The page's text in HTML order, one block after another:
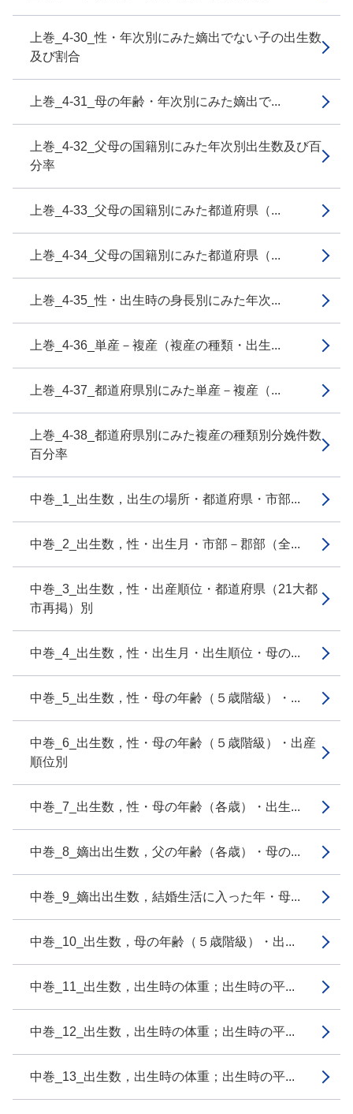
上巻_4-30_性・年次別にみた嫡出でない子の出生数
及び割合
上巻_4-31_母の年齢・年次別にみた嫡出で...
上巻_4-32_父母の国籍別にみた年次別出生数及び百
分率
上巻_4-33_父母の国籍別にみた都道府県（...
上巻_4-34_父母の国籍別にみた都道府県（...
上巻_4-35_性・出生時の身長別にみた年次...
上巻_4-36_単産－複産（複産の種類・出生...
上巻_4-37_都道府県別にみた単産－複産（...
上巻_4-38_都道府県別にみた複産の種類別分娩件数
百分率
中巻_1_出生数，出生の場所・都道府県・市部...
中巻_2_出生数，性・出生月・市部－郡部（全...
中巻_3_出生数，性・出産順位・都道府県（21大都
市再掲）別
中巻_4_出生数，性・出生月・出生順位・母の...
中巻_5_出生数，性・母の年齢（５歳階級）・...
中巻_6_出生数，性・母の年齢（５歳階級）・出産
順位別
中巻_7_出生数，性・母の年齢（各歳）・出生...
中巻_8_嫡出出生数，父の年齢（各歳）・母の...
中巻_9_嫡出出生数，結婚生活に入った年・母...
中巻_10_出生数，母の年齢（５歳階級）・出...
中巻_11_出生数，出生時の体重；出生時の平...
中巻_12_出生数，出生時の体重；出生時の平...
中巻_13_出生数，出生時の体重；出生時の平...